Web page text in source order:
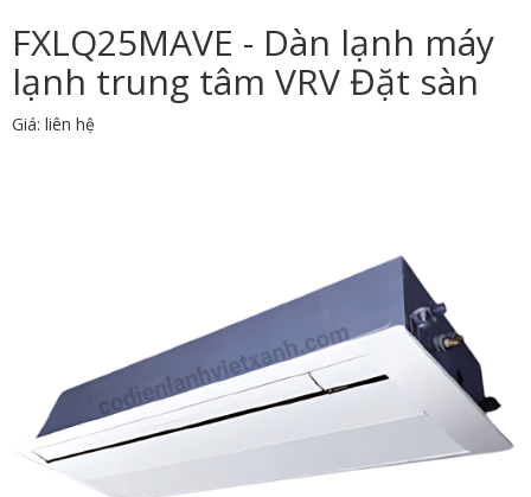
FXLQ25MAVE - Dàn lạnh máy
lạnh trung tâm VRV Đặt sàn
Giá: liên hệ